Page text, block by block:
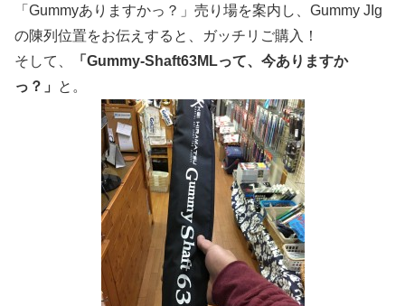
「Gummyありますかっ？」売り場を案内し、Gummy JIg
の陳列位置をお伝えすると、ガッチリご購入！
そして、
「Gummy-Shaft63MLって、今ありますか
っ？」
と。